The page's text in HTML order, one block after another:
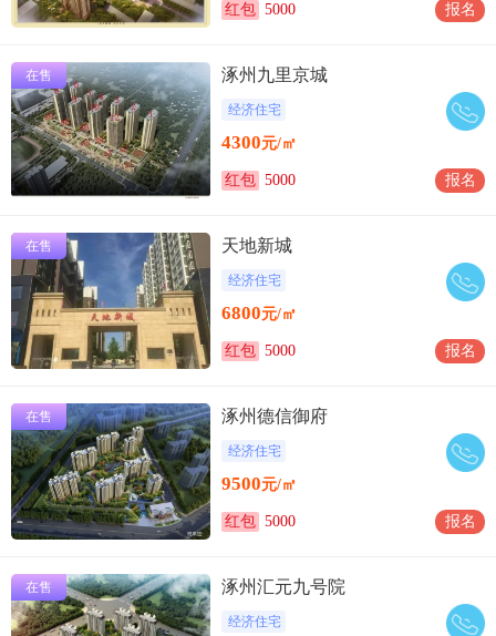
红包 5000 报名
在售 涿州九里京城
经济住宅
4300元/㎡
红包 5000 报名
在售 天地新城
经济住宅
6800元/㎡
红包 5000 报名
在售 涿州德信御府
经济住宅
9500元/㎡
红包 5000 报名
在售 涿州汇元九号院
经济住宅